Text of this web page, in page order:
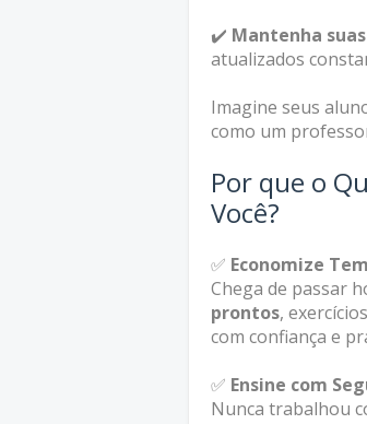
✔️ Mantenha
atualizados
Imagine seus
como um
Por que o
Você?
✅ Economize
Chega de passar
prontos,
com confiança e
✅ Ensine com
Nunca trabalhou